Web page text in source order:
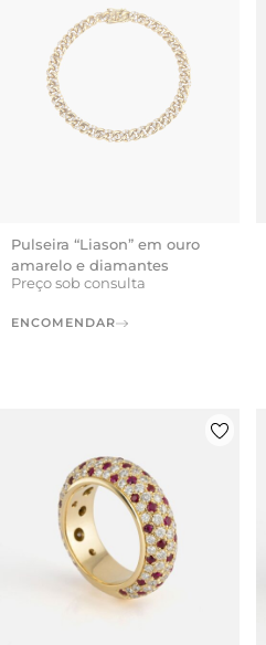
Pulseira “Liason” em ouro
amarelo e diamantes
Preço sob consulta
ENCOMENDAR